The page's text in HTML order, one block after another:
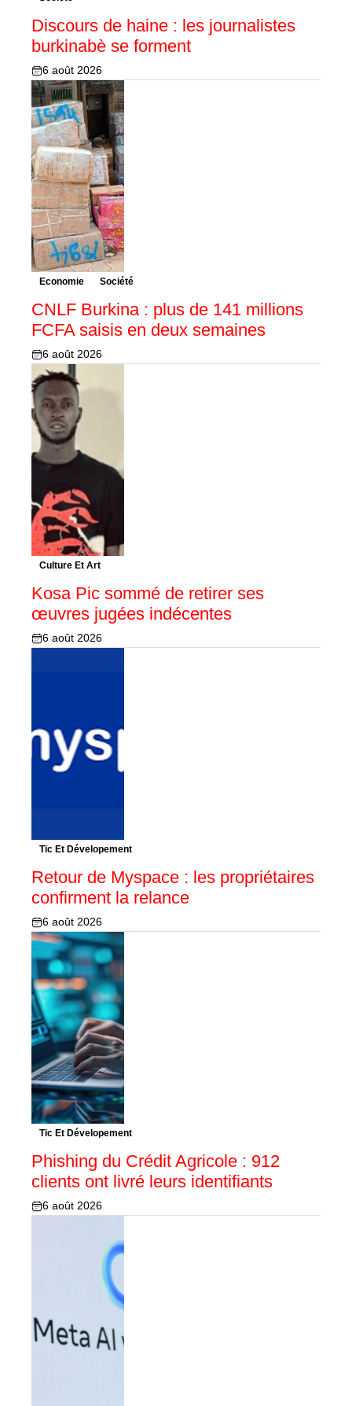
Discours de haine : les journalistes
burkinabè se forment
6 août 2026
Economie Société
CNLF Burkina : plus de 141 millions
FCFA saisis en deux semaines
6 août 2026
Culture Et Art
Kosa Pic sommé de retirer ses
œuvres jugées indécentes
6 août 2026
Tic Et Dévelopement
Retour de Myspace : les propriétaires
confirment la relance
6 août 2026
Tic Et Dévelopement
Phishing du Crédit Agricole : 912
clients ont livré leurs identifiants
6 août 2026